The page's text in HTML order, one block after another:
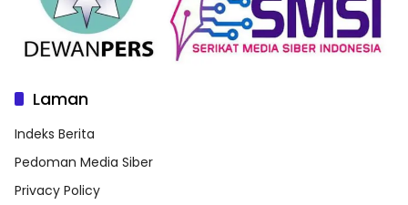
Laman
Indeks Berita
Pedoman Media Siber
Privacy Policy